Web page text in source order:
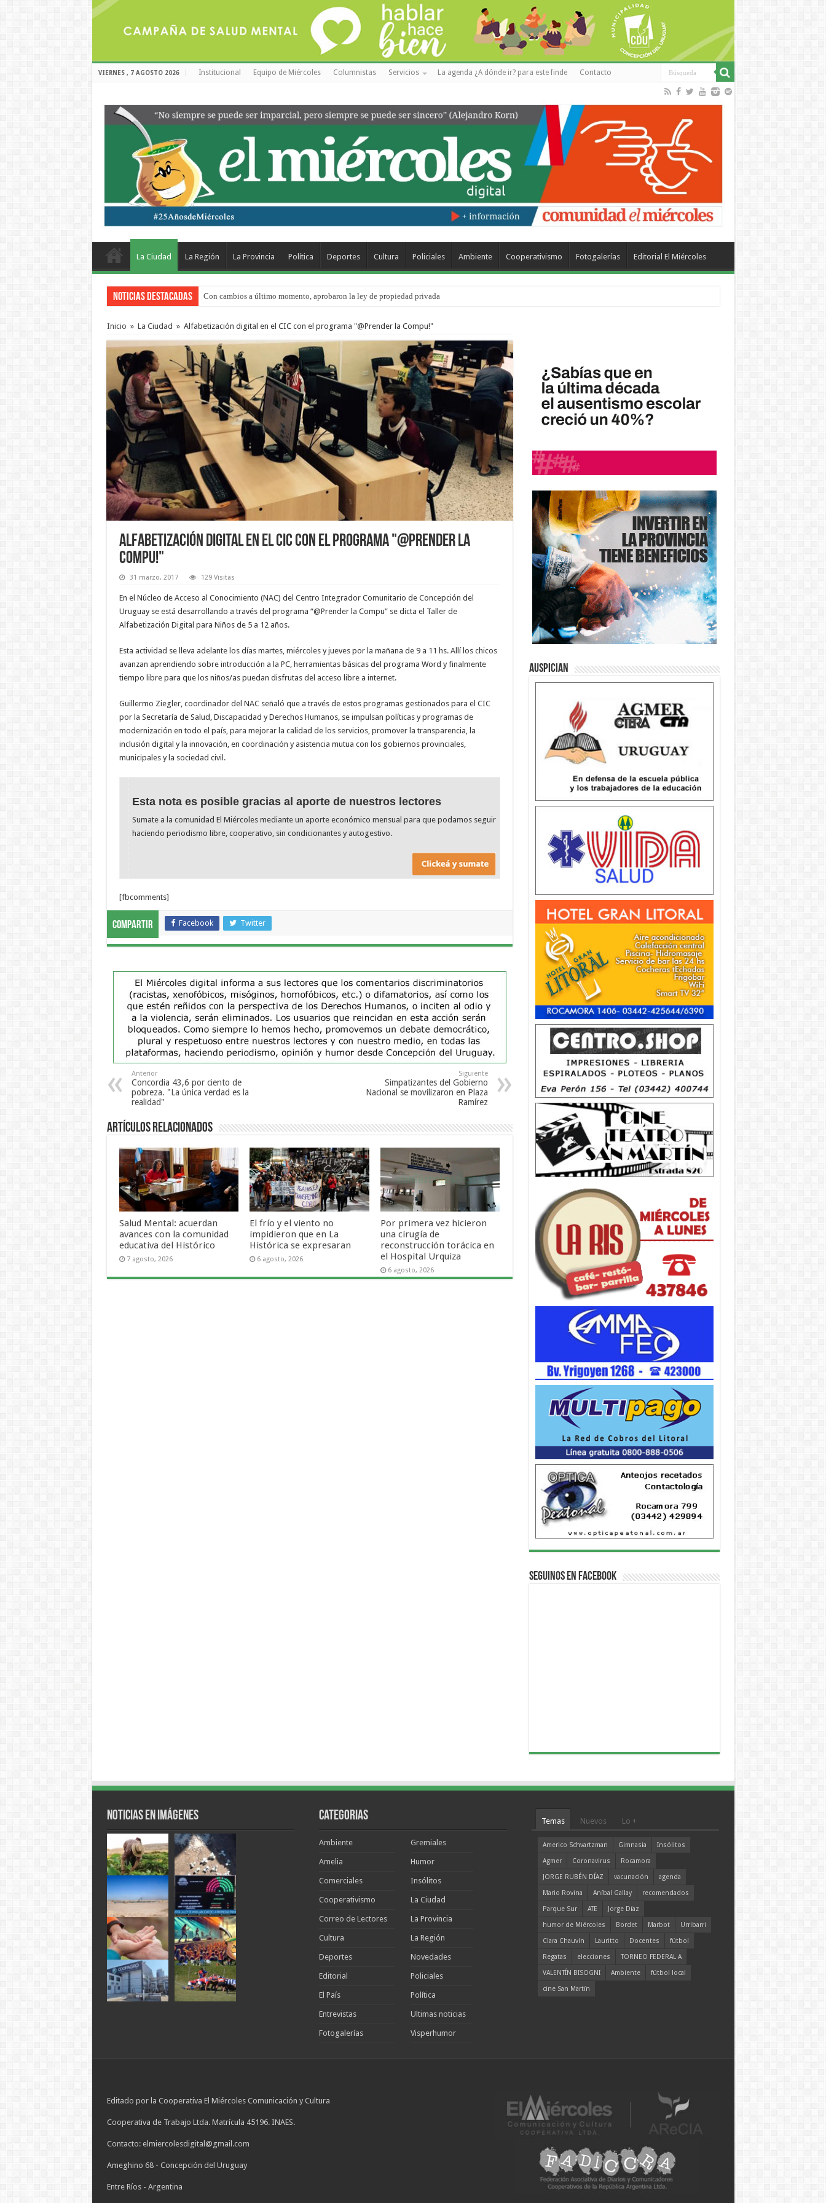
VIERNES , 7 AGOSTO 2026 Institucional Equipo de Miércoles Columnistas Servicios La agenda ¿A dónde ir? para este finde Contacto
La Ciudad La Región La Provincia Política Deportes Cultura Policiales Ambiente Cooperativismo Fotogalerías Editorial El Miércoles
Noticias Destacadas Con cambios a último momento, aprobaron la ley de propiedad privada
Inicio » La Ciudad » Alfabetización digital en el CIC con el programa "@Prender la Compu!"
Alfabetización digital en el CIC con el programa "@Prender la
Compu!"
31 marzo, 2017 129 Visitas
En el Núcleo de Acceso al Conocimiento (NAC) del Centro Integrador Comunitario de Concepción del
Uruguay se está desarrollando a través del programa “@Prender la Compu” se dicta el Taller de
Alfabetización Digital para Niños de 5 a 12 años.
Esta actividad se lleva adelante los días martes, miércoles y jueves por la mañana de 9 a 11 hs. Allí los chicos
avanzan aprendiendo sobre introducción a la PC, herramientas básicas del programa Word y finalmente
tiempo libre para que los niños/as puedan disfrutas del acceso libre a internet.
Guillermo Ziegler, coordinador del NAC señaló que a través de estos programas gestionados para el CIC
por la Secretaría de Salud, Discapacidad y Derechos Humanos, se impulsan políticas y programas de
modernización en todo el país, para mejorar la calidad de los servicios, promover la transparencia, la
inclusión digital y la innovación, en coordinación y asistencia mutua con los gobiernos provinciales,
municipales y la sociedad civil. ​
Esta nota es posible gracias al aporte de nuestros lectores
Sumate a la comunidad El Miércoles mediante un aporte económico mensual para que podamos seguir
haciendo periodismo libre, cooperativo, sin condicionantes y autogestivo.
[fbcomments]
Compartir Facebook Twitter
Anterior
Concordia 43,6 por ciento de
pobreza. "La única verdad es la
realidad"
Siguiente
Simpatizantes del Gobierno
Nacional se movilizaron en Plaza
Ramírez
Artículos Relacionados
Salud Mental: acuerdan
avances con la comunidad
educativa del Histórico
7 agosto, 2026
El frío y el viento no
impidieron que en La
Histórica se expresaran
6 agosto, 2026
Por primera vez hicieron
una cirugía de
reconstrucción torácica en
el Hospital Urquiza
6 agosto, 2026
Auspician
Seguinos en Facebook
Noticias en Imágenes Categorias
Ambiente
Amelia
Comerciales
Cooperativismo
Correo de Lectores
Cultura
Deportes
Editorial
El País
Entrevistas
Fotogalerías
Gremiales
Humor
Insólitos
La Ciudad
La Provincia
La Región
Novedades
Policiales
Política
Ultimas noticias
Visperhumor
Temas Nuevos Lo +
Americo Schvartzman Gimnasia
Insólitos
Agmer
Coronavirus
Rocamora
JORGE RUBÉN DÍAZ
vacunación
agenda
Mario Rovina
Aníbal Gallay
recomendados
Parque Sur
ATE
Jorge Díaz
humor de Miércoles
Bordet Marbot
Urribarri
Clara Chauvín
Lauritto Docentes
fútbol
Regatas
elecciones
TORNEO FEDERAL A
VALENTÍN BISOGNI
Ambiente
fútbol local
cine San Martín
Editado por la Cooperativa El Miércoles Comunicación y Cultura
Cooperativa de Trabajo Ltda. Matrícula 45196. INAES.
Contacto: elmiercolesdigital@gmail.com
Ameghino 68 - Concepción del Uruguay
Entre Ríos - Argentina